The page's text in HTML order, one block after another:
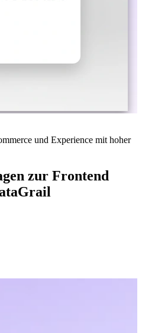
und Experience mit hoher
zur Frontend